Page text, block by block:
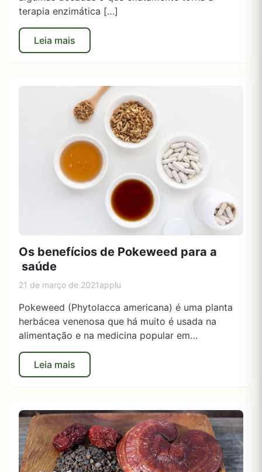
terapia enzimática […]
Leia mais
Os benefícios de Pokeweed para a
saúde
21 de março de 2021applu
Pokeweed (Phytolacca americana) é uma planta
herbácea venenosa que há muito é usada na
alimentação e na medicina popular em…
Leia mais